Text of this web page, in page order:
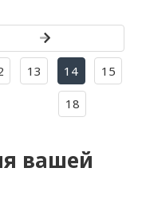
13 14 15
18
вашей